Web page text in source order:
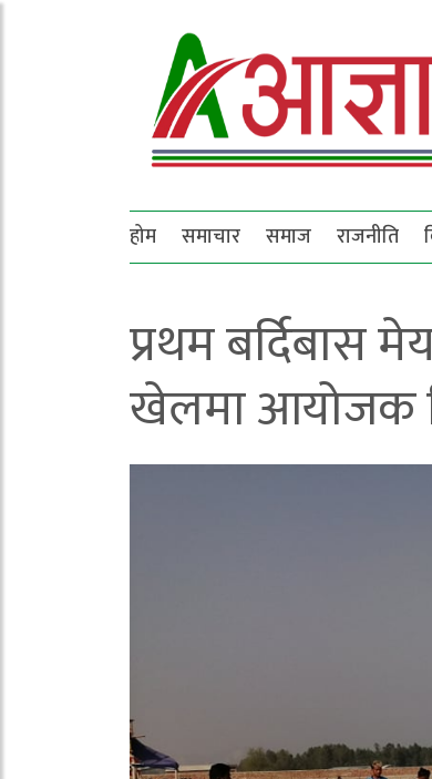
होम समाचार समाज राजनीति
प्रथम बर्दिबास
खेलमा आयोजक